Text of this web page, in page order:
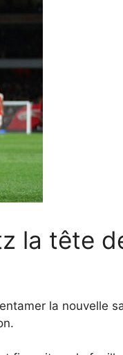
la tête
la nouvelle